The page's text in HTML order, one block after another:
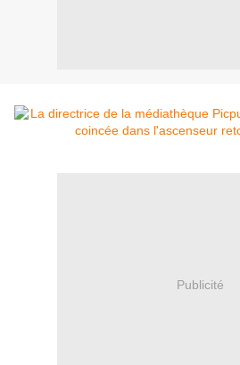
Publicité